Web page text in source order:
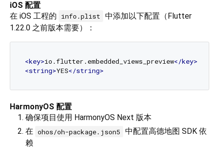
iOS 配置
在 iOS 工程的
info.plist
中添加以下配置（Flutter
1.22.0 之前版本需要）：
<key>io.flutter.embedded_views_preview</key>
<string>YES</string>
HarmonyOS 配置
确保项目使用 HarmonyOS Next 版本
在 ohos/oh-package.json5
中配置高德地图 SDK 依
赖